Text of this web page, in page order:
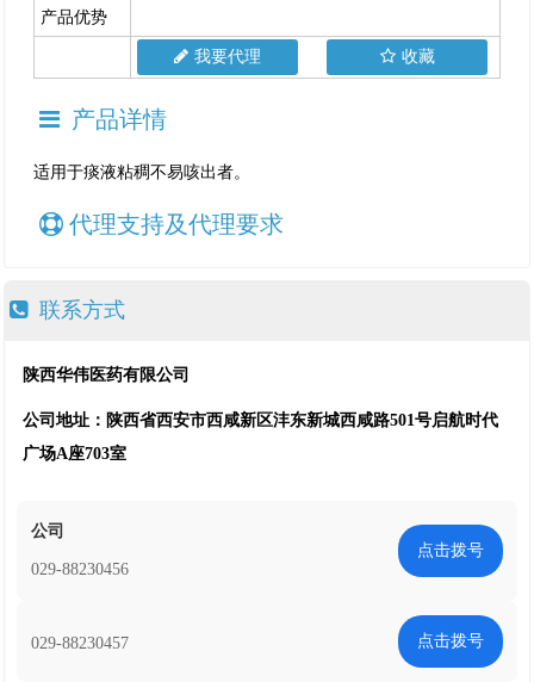
产品优势
我要代理 收藏
产品详情
适用于痰液粘稠不易咳出者。
代理支持及代理要求
联系方式
陕西华伟医药有限公司
公司地址：陕西省西安市西咸新区沣东新城西咸路501号启航时代
广场A座703室
公司
029-88230456
点击拨号
029-88230457 点击拨号